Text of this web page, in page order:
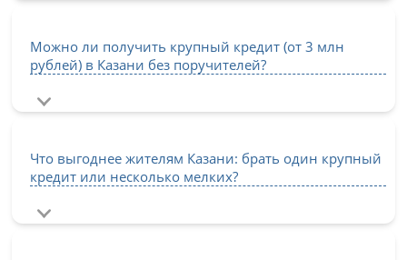
Можно ли получить крупный кредит (от 3 млн
рублей) в Казани без поручителей?
Что выгоднее жителям Казани: брать один крупный
кредит или несколько мелких?